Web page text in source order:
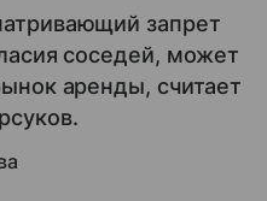
запрет
соседей, может
аренды, считает